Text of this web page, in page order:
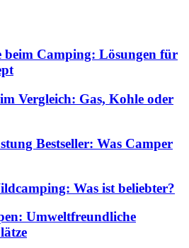
beim Camping: Lösungen für
Vergleich: Gas, Kohle oder
Bestseller: Was Camper
Was ist beliebter?
Umweltfreundliche